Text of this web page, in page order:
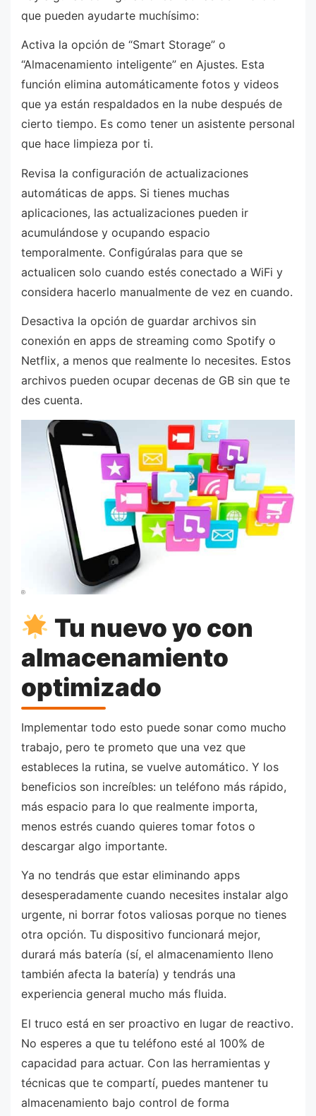
que pueden ayudarte muchísimo:
Activa la opción de “Smart Storage” o
“Almacenamiento inteligente” en Ajustes. Esta
función elimina automáticamente fotos y videos
que ya están respaldados en la nube después de
cierto tiempo. Es como tener un asistente personal
que hace limpieza por ti.
Revisa la configuración de actualizaciones
automáticas de apps. Si tienes muchas
aplicaciones, las actualizaciones pueden ir
acumulándose y ocupando espacio
temporalmente. Configúralas para que se
actualicen solo cuando estés conectado a WiFi y
considera hacerlo manualmente de vez en cuando.
Desactiva la opción de guardar archivos sin
conexión en apps de streaming como Spotify o
Netflix, a menos que realmente lo necesites. Estos
archivos pueden ocupar decenas de GB sin que te
des cuenta.
Tu nuevo yo con
almacenamiento
optimizado
Implementar todo esto puede sonar como mucho
trabajo, pero te prometo que una vez que
estableces la rutina, se vuelve automático. Y los
beneficios son increíbles: un teléfono más rápido,
más espacio para lo que realmente importa,
menos estrés cuando quieres tomar fotos o
descargar algo importante.
Ya no tendrás que estar eliminando apps
desesperadamente cuando necesites instalar algo
urgente, ni borrar fotos valiosas porque no tienes
otra opción. Tu dispositivo funcionará mejor,
durará más batería (sí, el almacenamiento lleno
también afecta la batería) y tendrás una
experiencia general mucho más fluida.
El truco está en ser proactivo en lugar de reactivo.
No esperes a que tu teléfono esté al 100% de
capacidad para actuar. Con las herramientas y
técnicas que te compartí, puedes mantener tu
almacenamiento bajo control de forma